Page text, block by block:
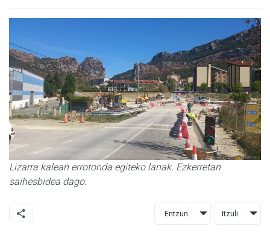
Lizarra kalean errotonda egiteko lanak. Ezkerretan
saihesbidea dago.
Entzun Itzuli